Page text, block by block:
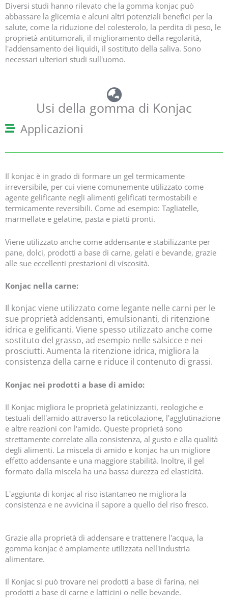
Diversi studi hanno rilevato che la gomma konjac può
abbassare la glicemia e alcuni altri potenziali benefici per la
salute, come la riduzione del colesterolo, la perdita di peso, le
proprietà antitumorali, il miglioramento della regolarità,
l'addensamento dei liquidi, il sostituto della saliva. Sono
necessari ulteriori studi sull'uomo.
Usi della gomma di Konjac
Applicazioni
Il konjac è in grado di formare un gel termicamente
irreversibile, per cui viene comunemente utilizzato come
agente gelificante negli alimenti gelificati termostabili e
termicamente reversibili. Come ad esempio: Tagliatelle,
marmellate e gelatine, pasta e piatti pronti.
Viene utilizzato anche come addensante e stabilizzante per
pane, dolci, prodotti a base di carne, gelati e bevande, grazie
alle sue eccellenti prestazioni di viscosità.
Konjac nella carne:
Il konjac viene utilizzato come legante nelle carni per le
sue proprietà addensanti, emulsionanti, di ritenzione
idrica e gelificanti. Viene spesso utilizzato anche come
sostituto del grasso, ad esempio nelle salsicce e nei
prosciutti. Aumenta la ritenzione idrica, migliora la
consistenza della carne e riduce il contenuto di grassi.
Konjac nei prodotti a base di amido:
Il Konjac migliora le proprietà gelatinizzanti, reologiche e
testuali dell'amido attraverso la reticolazione, l'agglutinazione
e altre reazioni con l'amido. Queste proprietà sono
strettamente correlate alla consistenza, al gusto e alla qualità
degli alimenti. La miscela di amido e konjac ha un migliore
effetto addensante e una maggiore stabilità. Inoltre, il gel
formato dalla miscela ha una bassa durezza ed elasticità.
L'aggiunta di konjac al riso istantaneo ne migliora la
consistenza e ne avvicina il sapore a quello del riso fresco.
Grazie alla proprietà di addensare e trattenere l'acqua, la
gomma konjac è ampiamente utilizzata nell'industria
alimentare.
Il Konjac si può trovare nei prodotti a base di farina, nei
prodotti a base di carne e latticini o nelle bevande.